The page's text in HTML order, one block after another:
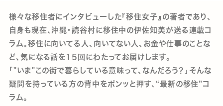
様々な移住者にインタビューした『移住女子』の著者であり、
自身も現在、沖縄・読谷村に移住中の伊佐知美が送る連載コ
ラム。移住に向いてる人、向いてない人、お金や仕事のことな
ど、気になる話を15回にわたってお届けします。
「"いま"この街で暮らしている意味って、なんだろう？」そんな
疑問を持っている方の背中をポンッと押す、“最新の移住”コ
ラム。